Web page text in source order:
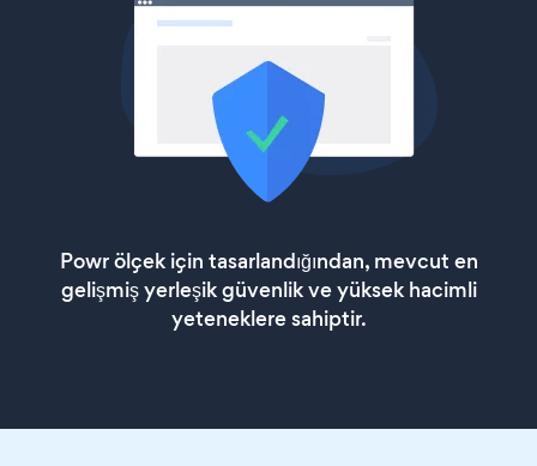
Powr ölçek için tasarlandığından, mevcut en
gelişmiş yerleşik güvenlik ve yüksek hacimli
yeteneklere sahiptir.